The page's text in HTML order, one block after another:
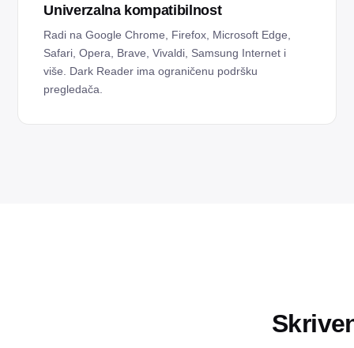
Univerzalna kompatibilnost
Radi na Google Chrome, Firefox, Microsoft Edge,
Safari, Opera, Brave, Vivaldi, Samsung Internet i
više. Dark Reader ima ograničenu podršku
pregledača.